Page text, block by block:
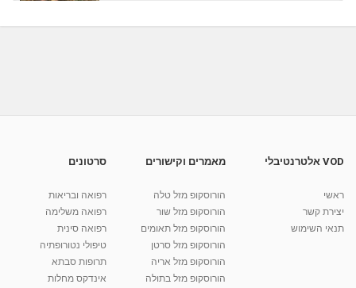
מאת
10:17
קרין גורן - העוגה המתגלצ’ת ללא קמח
38.5k צפיות
VOD אלטרנטיבלי
ראשי
יצירת קשר
תנאי השימוש
מאמרים וקישורים
הורוסקופ מזל טלה
הורוסקופ מזל שור
הורוסקופ מזל תאומים
הורוסקופ מזל סרטן
הורוסקופ מזל אריה
הורוסקופ מזל בתולה
סרטונים
רפואה ובריאות
רפואה משלימה
רפואה סינית
טיפולי נטורופתיה
תרופות סבתא
אינדקס מחלות